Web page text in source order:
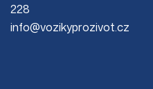
228
info@vozikyprozivot.cz